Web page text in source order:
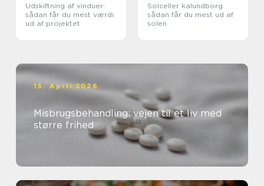
Udskiftning af vinduer:
sådan får du mest værdi
ud af projektet
Solceller kalundborg
sådan får du mest ud af
solen
15. April 2026
Misbrugsbehandling: vejen til et liv med
større frihed